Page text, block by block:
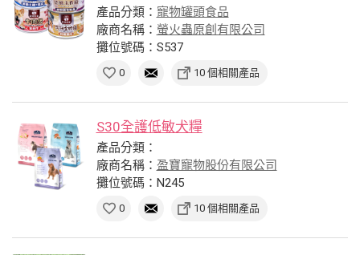
產品分類： 寵物罐頭食品
廠商名稱： 螢火蟲原創有限公司
攤位號碼：S537
0 10 個相關產品
S30全護低敏犬糧
產品分類：
廠商名稱： 盈寶寵物股份有限公司
攤位號碼：N245
0 10 個相關產品